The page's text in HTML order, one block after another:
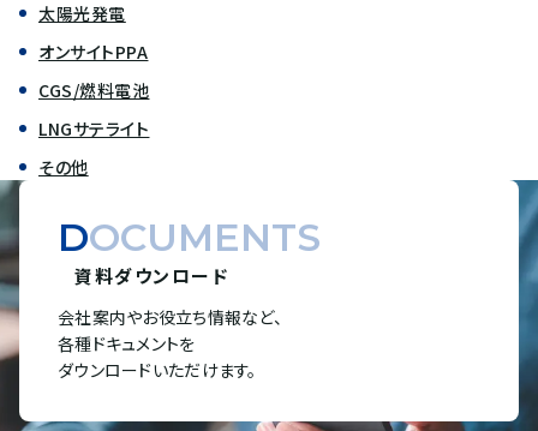
太陽光発電
オンサイトPPA
CGS/燃料電池
LNGサテライト
その他
DOCUMENTS
資料ダウンロード
会社案内やお役立ち情報など、
各種ドキュメントを
ダウンロードいただけます。